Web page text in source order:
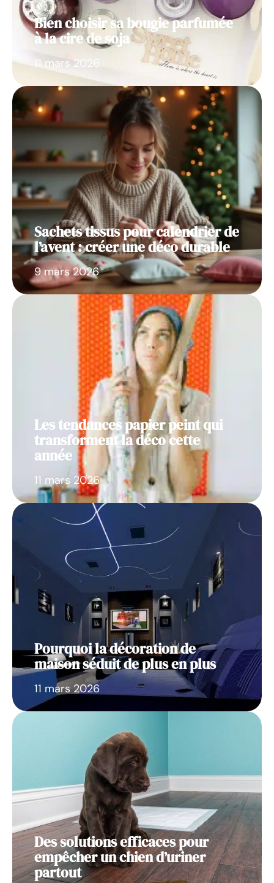
Bien choisir sa bougie parfumée
à la cire de soja
11 mars 2026
Sachets tissus pour calendrier de
l’avent : créer une déco durable
9 mars 2026
Les tendances papier peint qui
transforment la déco cette
année
11 mars 2026
Pourquoi la décoration de
maison séduit de plus en plus
11 mars 2026
Des solutions efficaces pour
empêcher un chien d’uriner
partout